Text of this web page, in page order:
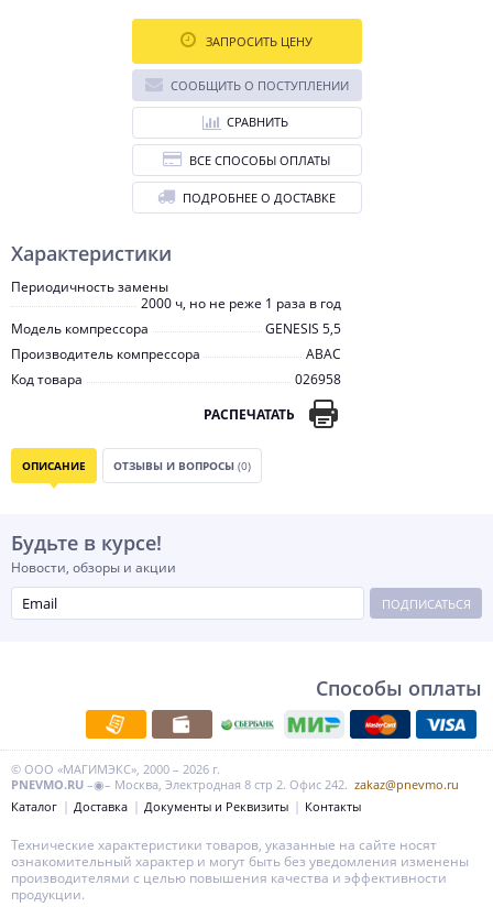
Характеристики
Периодичность замены
2000 ч, но не реже 1 раза в год
Модель компрессора
GENESIS 5,5
Производитель компрессора
ABAC
Код товара
026958
РАСПЕЧАТАТЬ
ЗАПРОСИТЬ ЦЕНУ
СООБЩИТЬ О ПОСТУПЛЕНИИ
СРАВНИТЬ
ВСЕ СПОСОБЫ ОПЛАТЫ
ПОДРОБНЕЕ О ДОСТАВКЕ
ОПИСАНИЕ ОТЗЫВЫ И ВОПРОСЫ (0)
Будьте в курсе!
Новости, обзоры и акции
ПОДПИСАТЬСЯ
Способы оплаты
© ООО «МАГИМЭКС», 2000 – 2026 г.
PNEVMO.RU –◉– Москва, Электродная 8 стр 2. Офис 242. zakaz@pnevmo.ru
Каталог
Доставка Документы и Реквизиты Контакты
Технические характеристики товаров, указанные на сайте носят
ознакомительный характер и могут быть без уведомления изменены
производителями с целью повышения качества и эффективности
продукции.